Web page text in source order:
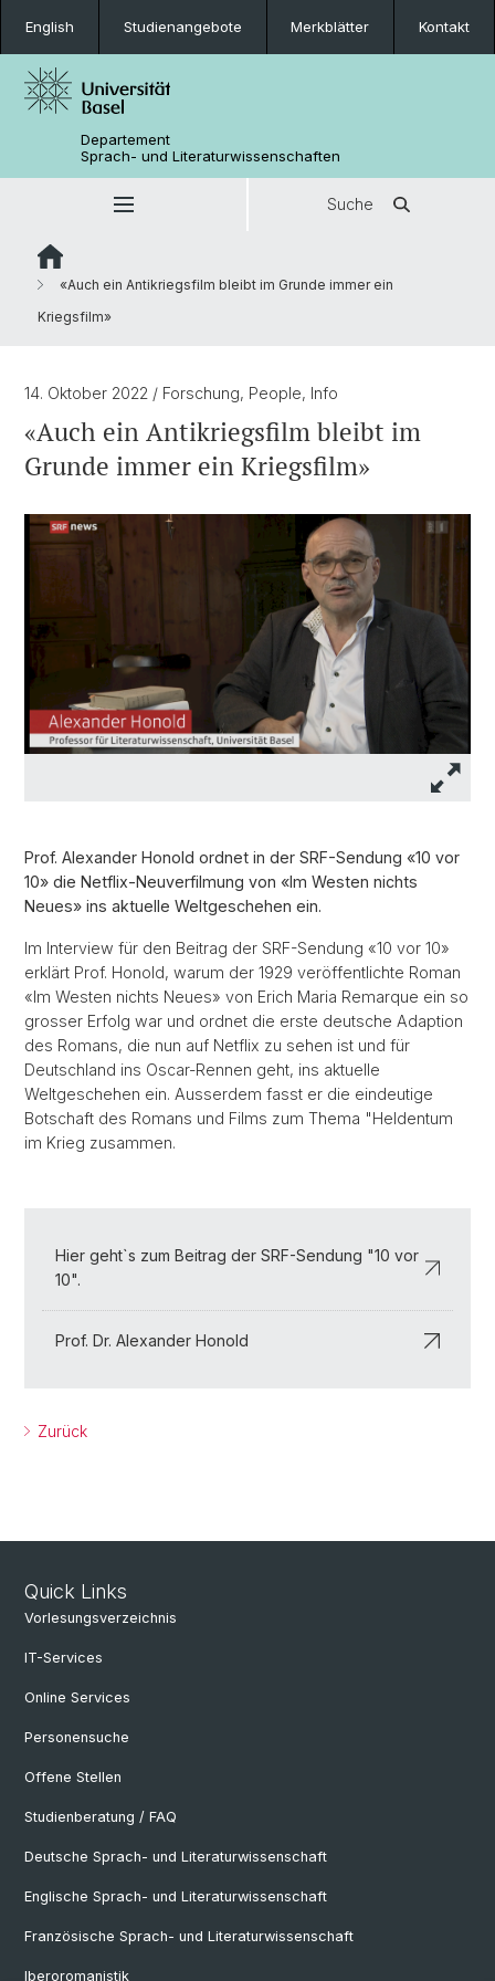
English Studienangebote Merkblätter Kontakt
Departement
Sprach- und Literaturwissenschaften
Suche
«Auch ein Antikriegsfilm bleibt im Grunde immer ein
Kriegsfilm»
14. Oktober 2022 / Forschung, People, Info
«Auch ein Antikriegsfilm bleibt im
Grunde immer ein Kriegsfilm»
Prof. Alexander Honold ordnet in der SRF-Sendung «10 vor
10» die Netflix-Neuverfilmung von «Im Westen nichts
Neues» ins aktuelle Weltgeschehen ein.
Im Interview für den Beitrag der SRF-Sendung «10 vor 10»
erklärt Prof. Honold, warum der 1929 veröffentlichte Roman
«Im Westen nichts Neues» von Erich Maria Remarque ein so
grosser Erfolg war und ordnet die erste deutsche Adaption
des Romans, die nun auf Netflix zu sehen ist und für
Deutschland ins Oscar-Rennen geht, ins aktuelle
Weltgeschehen ein. Ausserdem fasst er die eindeutige
Botschaft des Romans und Films zum Thema "Heldentum
im Krieg zusammen.
Hier geht`s zum Beitrag der SRF-Sendung "10 vor
10".
Prof. Dr. Alexander Honold
Zurück
Quick Links
Vorlesungsverzeichnis
IT-Services
Online Services
Personensuche
Offene Stellen
Studienberatung / FAQ
Deutsche Sprach- und Literaturwissenschaft
Englische Sprach- und Literaturwissenschaft
Französische Sprach- und Literaturwissenschaft
Iberoromanistik